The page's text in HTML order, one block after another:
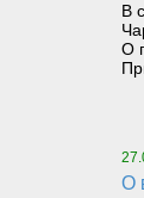
В
О